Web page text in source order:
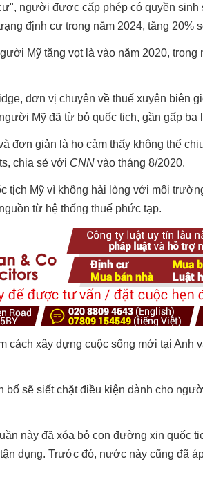
người được cấp phép có quyền sinh
định cư trong năm 2024, tăng 20%
Mỹ tăng vọt là vào năm 2020,
đơn vị chuyên về thuế xuyên biên
Mỹ đã từ bỏ quốc tịch, gần gấp ba
đơn giản là họ cảm thấy không thể
chia sẻ với CNN vào tháng 8/2020.
tịch Mỹ vì không hài lòng với môi
từ hệ thống thuế phức tạp.
cách xây dựng cuộc sống mới tại Anh
bố sẽ siết chặt điều kiện dành cho
này đã xóa bỏ con đường xin quốc
dụng. Trước đó, nước này cũng đã